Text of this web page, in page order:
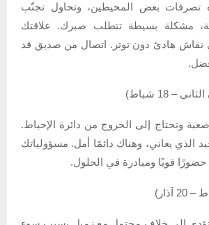
تصرفات بعض المحيطين، وتحاول تجنّب
مشكلة بسيطة تتطلب صبرك. علاقتك
نقاش هادئ دون توتر. اتصال من صديق قد
وتحتاج إلى الخروج من دائرة الإحباط.
الذي يعاني، وهناك دائمًا أمل. مسؤولياتك
حضورًا قويًا ومبادرة في الحلول.